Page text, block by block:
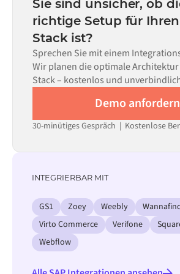
allein nicht ausreicht.
erforderlichen Datenflüsse und Ihrem
Prüfprozess. Vorgefertigte
Systeme sind im Alumio Marketplace
Einrichtungszeit erheblich verkürzt.
Sie sind unsicher, ob
richtige Setup für Ihren
Stack ist?
Sprechen Sie mit einem
Wir planen die optimale
Stack – kostenlos und
Demo anfordern
30-minütiges Gespräch | Kostenlose
INTEGRIERBAR MIT
GS1 Zoey Weebly
Virto Commerce
Verifone
Webflow